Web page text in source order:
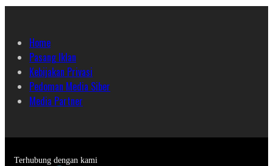
Home
Pasang Iklan
Kebijakan Privasi
Pedoman Media Siber
Media Partner
Terhubung dengan kami